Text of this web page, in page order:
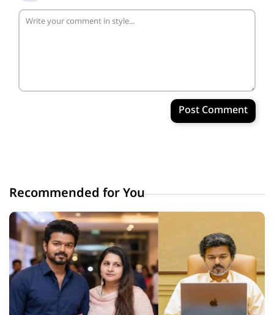
Post Comment
Recommended for You